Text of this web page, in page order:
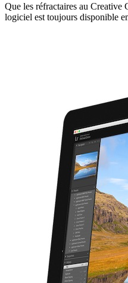
Que les réfractaires au Creative
logiciel est toujours disponible